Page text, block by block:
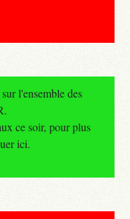
l'ensemble des
ce soir, pour plus
ici.